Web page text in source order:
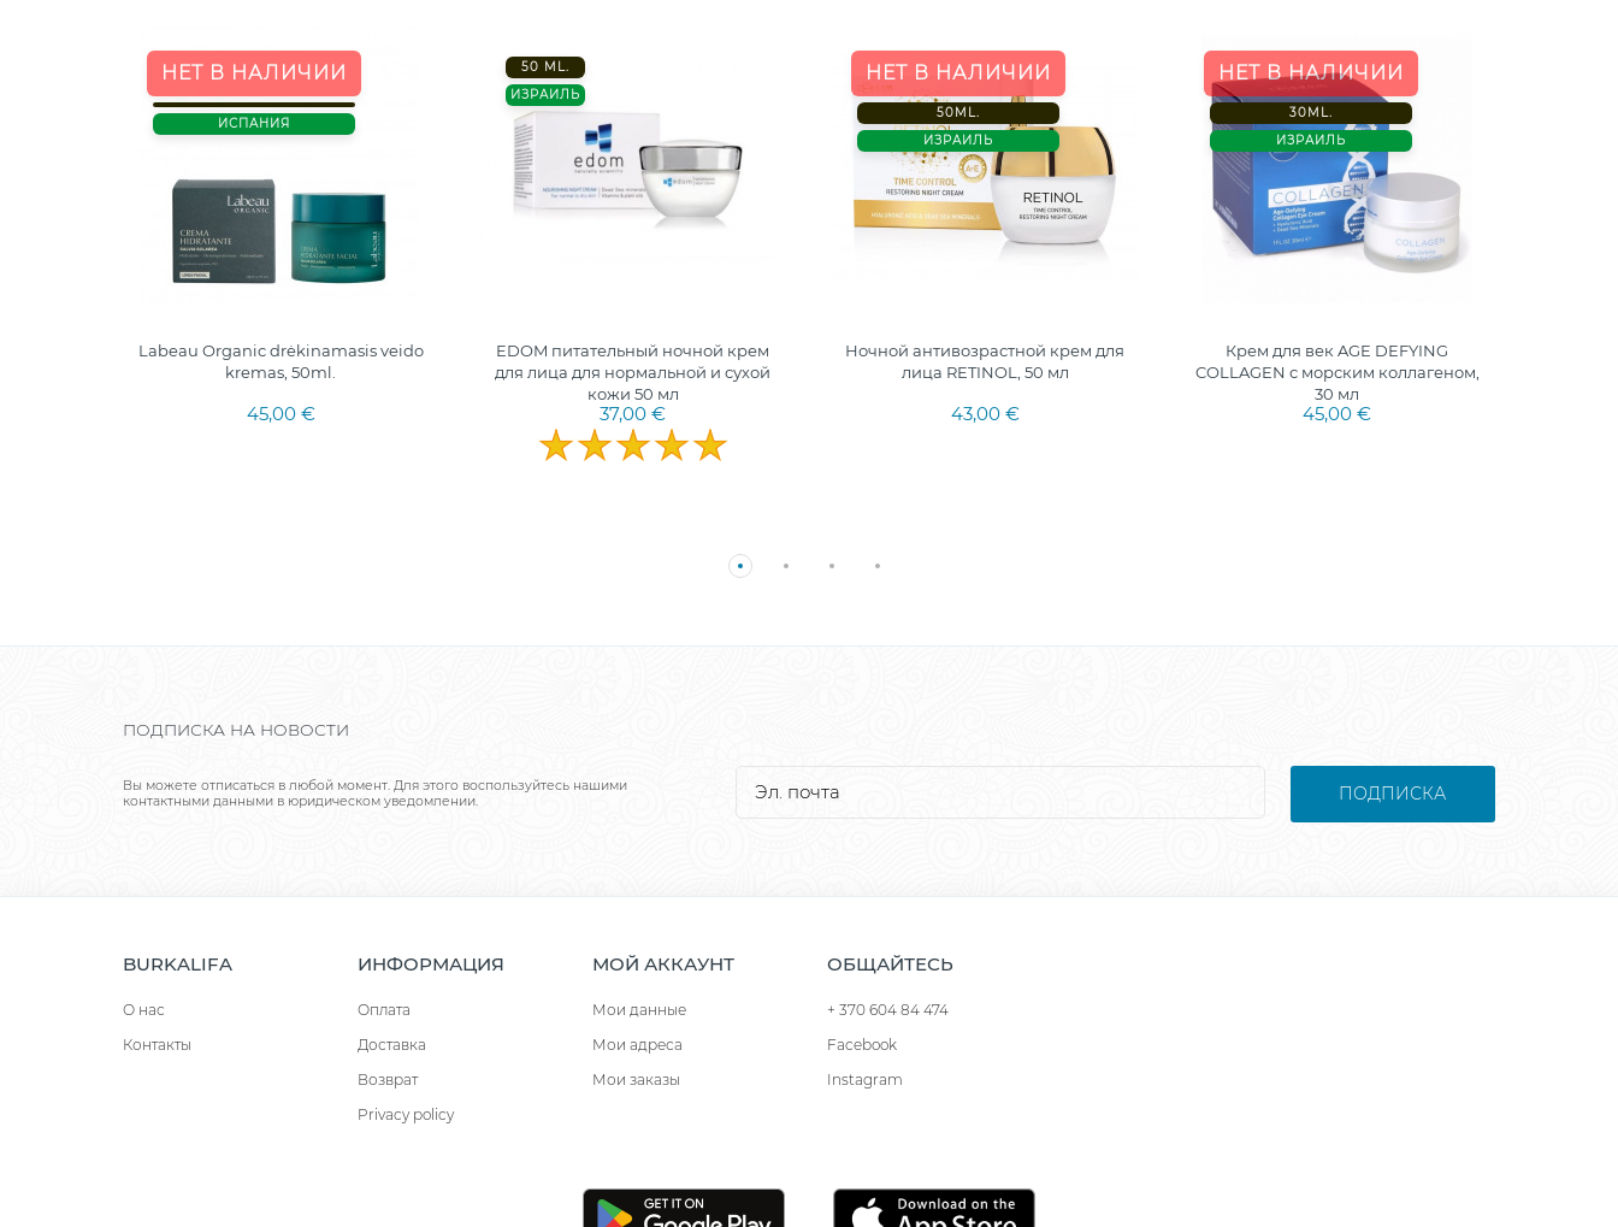
НЕТ В НАЛИЧИИ
ИСПАНИЯ
Labeau Organic drėkinamasis veido
kremas, 50ml.
45,00 €
50 ML.
ИЗРАИЛЬ
EDOM питательный ночной крем
для лица для нормальной и сухой
кожи 50 мл
37,00 €
НЕТ В НАЛИЧИИ
50ML.
ИЗРАИЛЬ
Ночной антивозрастной крем для
лица RETINOL, 50 мл
43,00 €
НЕТ В НАЛИЧИИ
30ML.
ИЗРАИЛЬ
Крем для век AGE DEFYING
COLLAGEN с морским коллагеном,
30 мл
45,00 €
ПОДПИСКА НА НОВОСТИ
Вы можете отписаться в любой момент. Для этого воспользуйтесь нашими
контактными данными в юридическом уведомлении.
ПОДПИСКА
BURKALIFA
О нас
Контакты
ИНФОРМАЦИЯ
Оплата
Доставка
Возврат
Privacy policy
МОЙ АККАУНТ
Мои данные
Мои адреса
Мои заказы
ОБЩАЙТЕСЬ
+ 370 604 84 474
Facebook
Instagram